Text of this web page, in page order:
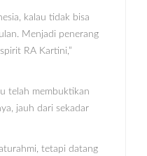
kalau tidak bisa
Menjadi penerang
RA Kartini,”
telah membuktikan
jauh dari sekadar
tetapi datang